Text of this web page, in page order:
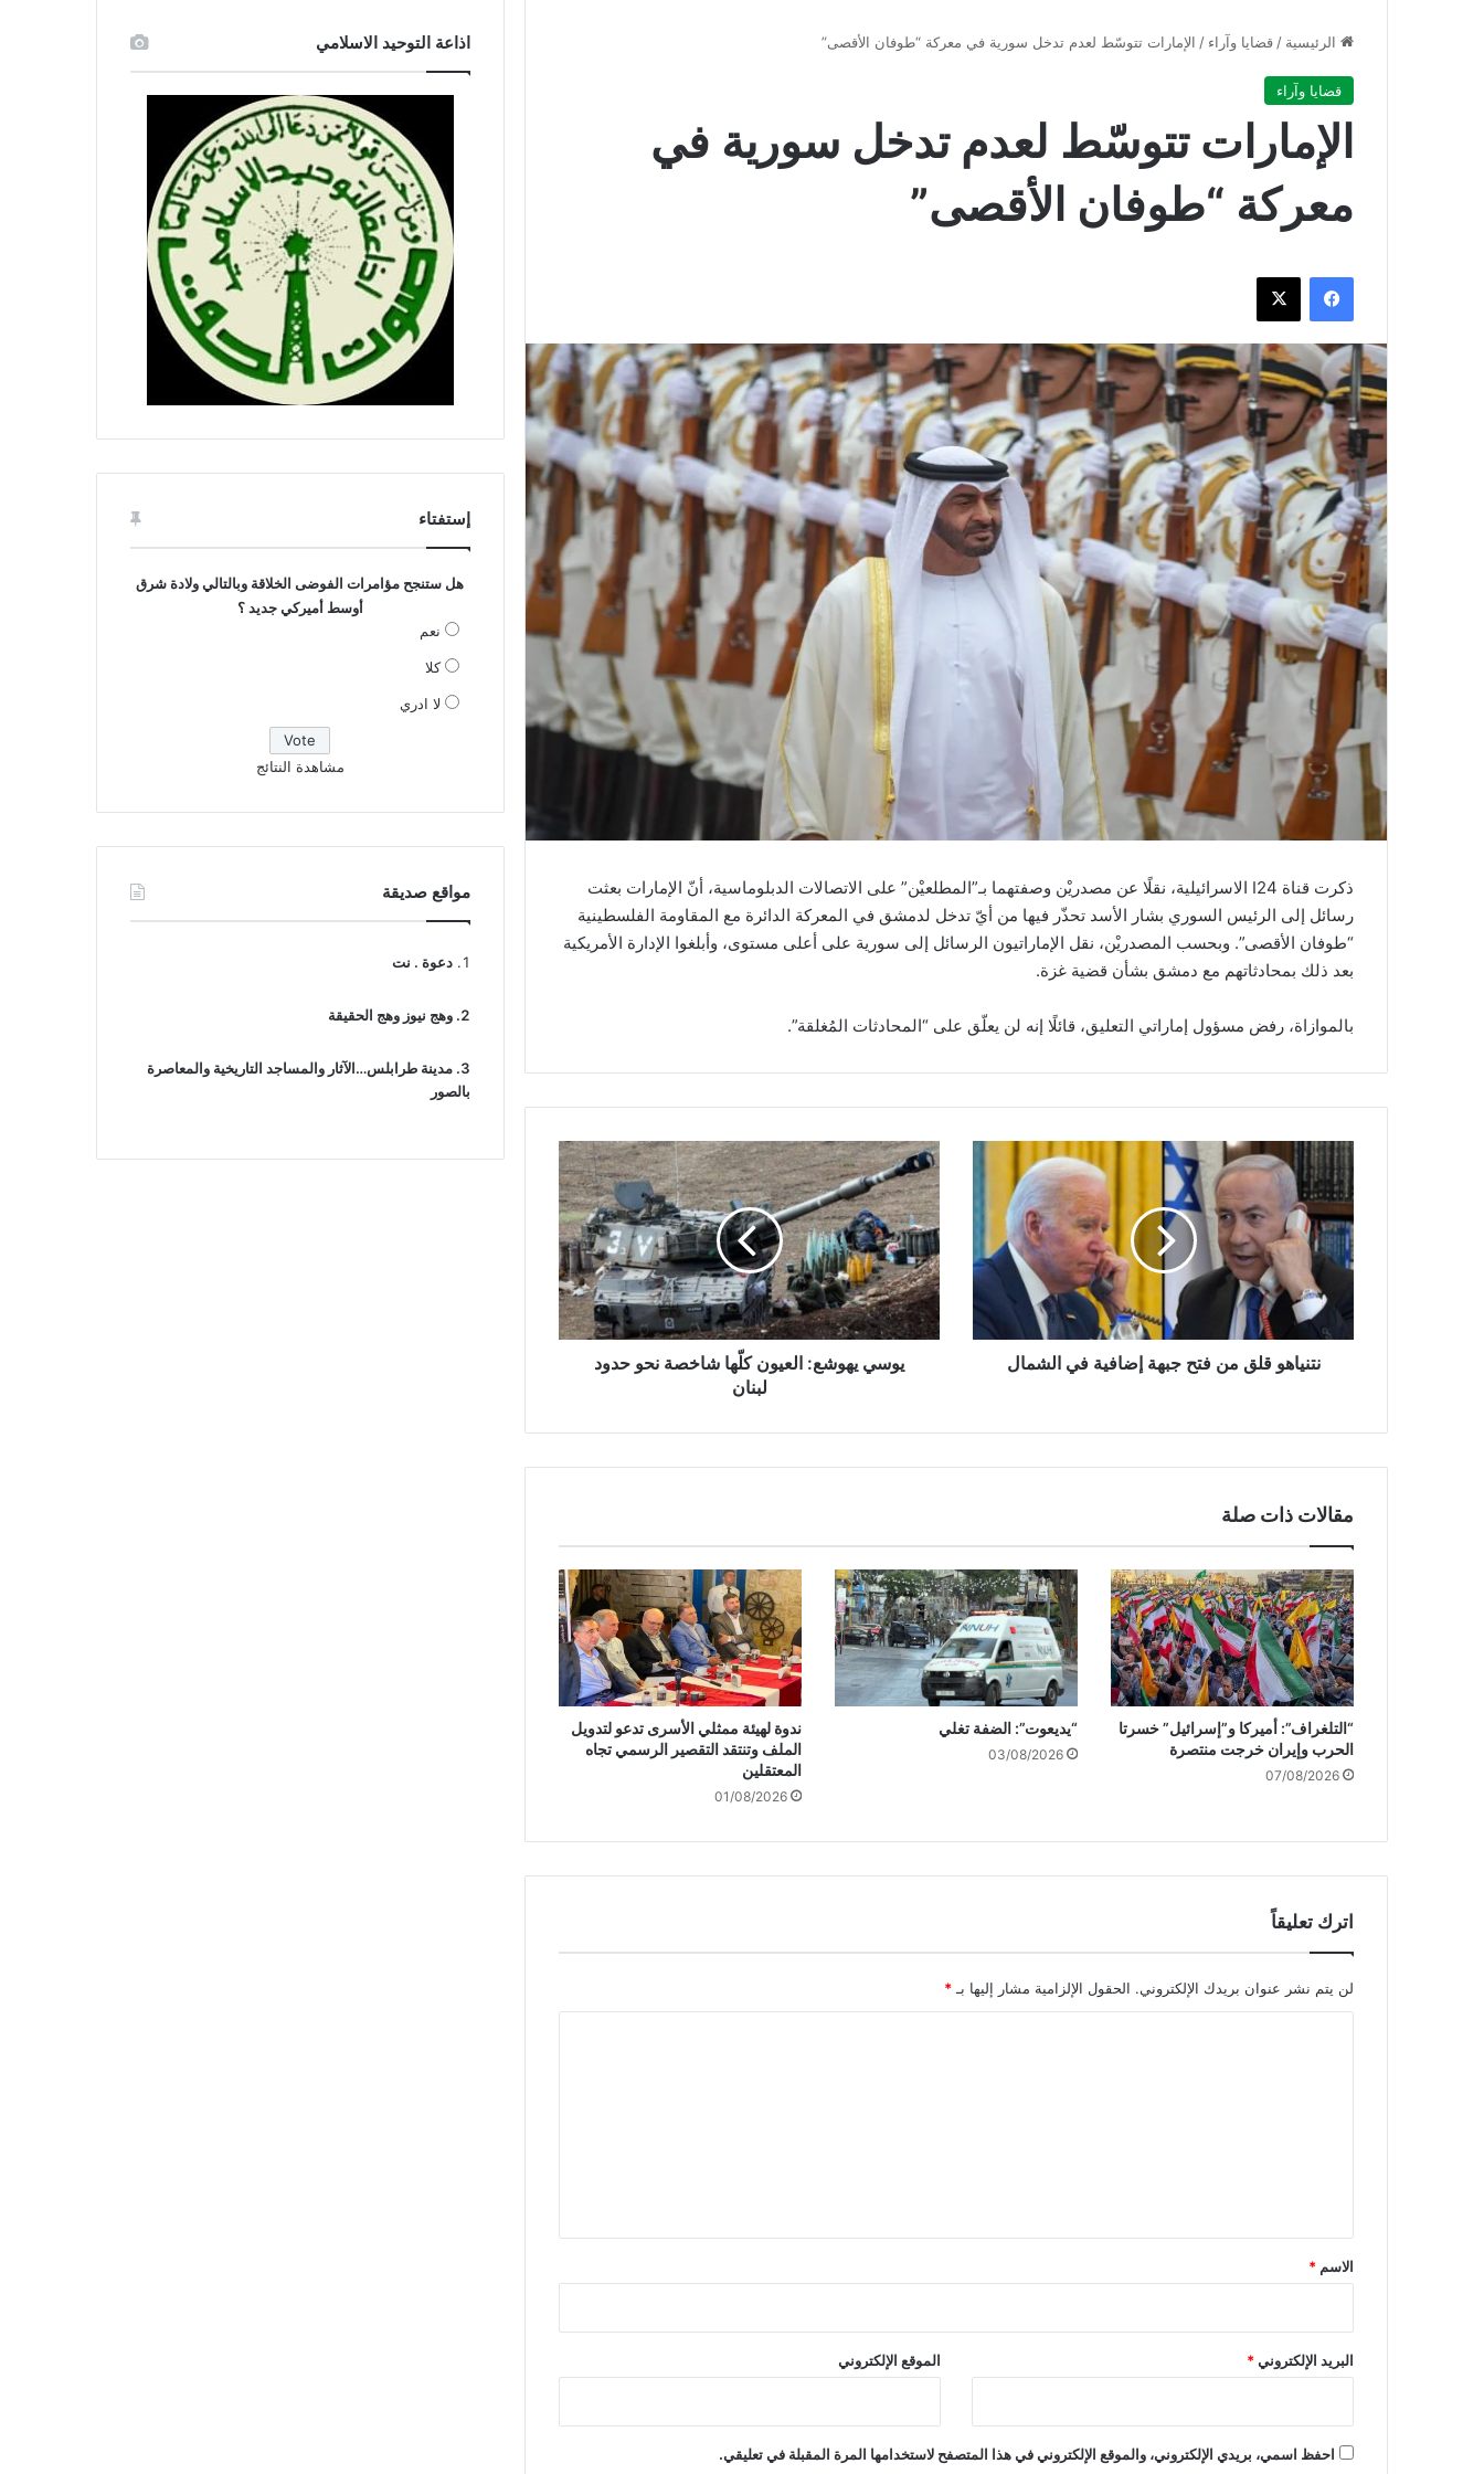
الرئيسية / قضايا وآراء / الإمارات تتوسّط لعدم تدخل سورية في معركة “طوفان الأقصى”
قضايا وآراء
الإمارات تتوسّط لعدم تدخل سورية في
معركة “طوفان الأقصى”
فيسبوك
ذكرت قناة I24 الاسرائيلية، نقلًا عن مصدريْن وصفتهما بـ”المطلعيْن” على الاتصالات الدبلوماسية، أنّ الإمارات بعثت
رسائل إلى الرئيس السوري بشار الأسد تحذّر فيها من أيّ تدخل لدمشق في المعركة الدائرة مع المقاومة الفلسطينية
“طوفان الأقصى”. وبحسب المصدريْن، نقل الإماراتيون الرسائل إلى سورية على أعلى مستوى، وأبلغوا الإدارة الأمريكية
بعد ذلك بمحادثاتهم مع دمشق بشأن قضية غزة.
بالموازاة، رفض مسؤول إماراتي التعليق، قائلًا إنه لن يعلّق على “المحادثات المُغلقة”.
ن
ت
ن
ي
ا
ه
ل
ف
ب
ه
ة
إ
ض
ا
ف
ي
ة
ف
ي
ا
م
نتنياهو قلق من فتح جبهة إضافية في الشمال
ي
و
س
ي
ي
ه
و
ش
ع
ع
لّ
ه
ا
ش
ا
خ
ص
ة
و
يوسي يهوشع: العيون كلّها شاخصة نحو حدود
لبنان‎
مقالات ذات صلة
“التلغراف”: أميركا و”إسرائيل” خسرتا
الحرب وإيران خرجت منتصرة
07/08/2026
“يديعوت”: الضفة تغلي
03/08/2026
ندوة لهيئة ممثلي الأسرى تدعو لتدويل
الملف وتنتقد التقصير الرسمي تجاه
المعتقلين
01/08/2026
اترك تعليقاً
لن يتم نشر عنوان بريدك الإلكتروني. الحقول الإلزامية مشار إليها بـ *
*
الاسم *
البريد الإلكتروني* الموقع الإلكتروني
احفظ اسمي، بريدي الإلكتروني، والموقع الإلكتروني في هذا المتصفح لاستخدامها المرة المقبلة في تعليقي.
اذاعة التوحيد الاسلامي
إستفتاء
هل ستنجح مؤامرات الفوضى الخلاقة وبالتالي ولادة شرق
أوسط أميركي جديد ؟
نعم
كلا
لا ادري
مشاهدة النتائج
مواقع صديقة
دعوة . نت
وهج نيوز وهج الحقيقة
مدينة طرابلس…الآثار والمساجد التاريخية والمعاصرة
بالصور